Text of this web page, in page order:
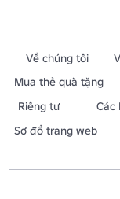
Về chúng tôi
Mua thẻ quà tặng
Riêng tư
Các
Sơ đồ trang web